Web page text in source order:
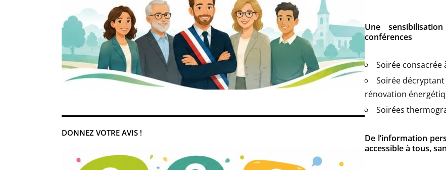
DONNEZ VOTRE AVIS !
Une
conférences
Soirée consacrée
Soirée
rénovation
Soirées
De l’information
accessible à tous,